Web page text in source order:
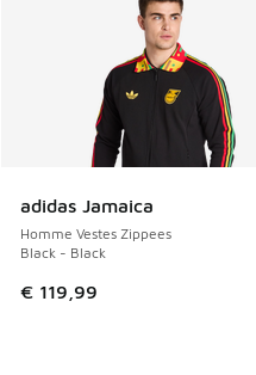
adidas Jamaica
Homme Vestes Zippees
Black - Black
€ 119,99